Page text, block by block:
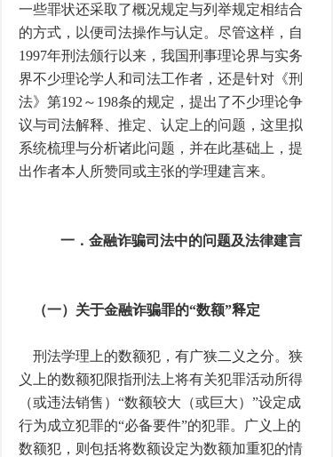
一些罪状还采取了概况规定与列举规定相结合
的方式，以便司法操作与认定。尽管这样，自
1997年刑法颁行以来，我国刑事理论界与实务
界不少理论学人和司法工作者，还是针对《刑
法》第192～198条的规定，提出了不少理论争
议与司法解释、推定、认定上的问题，这里拟
系统梳理与分析诸此问题，并在此基础上，提
出作者本人所赞同或主张的学理建言来。
一．金融诈骗司法中的问题及法律建言
（一）关于金融诈骗罪的“数额”释定
刑法学理上的数额犯，有广狭二义之分。狭
义上的数额犯限指刑法上将有关犯罪活动所得
（或违法销售）“数额较大（或巨大）”设定成
行为成立犯罪的“必备要件”的犯罪。广义上的
数额犯，则包括将数额设定为数额加重犯的情